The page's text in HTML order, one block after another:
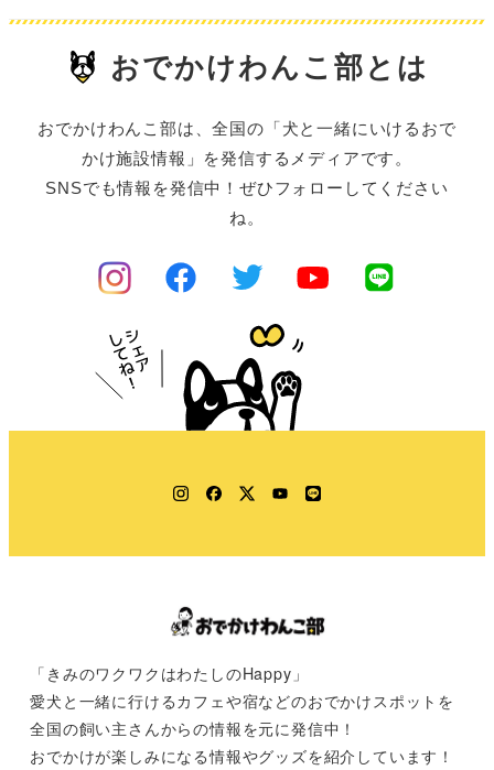
おでかけわんこ部とは
おでかけわんこ部は、全国の「犬と一緒にいけるおで
かけ施設情報」を発信するメディアです。
SNSでも情報を発信中！ぜひフォローしてください
ね。
Instagram
Facebook
TwitterYouTube
LINE
「きみのワクワクはわたしのHappy」
愛犬と一緒に行けるカフェや宿などのおでかけスポットを
全国の飼い主さんからの情報を元に発信中！
おでかけが楽しみになる情報やグッズを紹介しています！